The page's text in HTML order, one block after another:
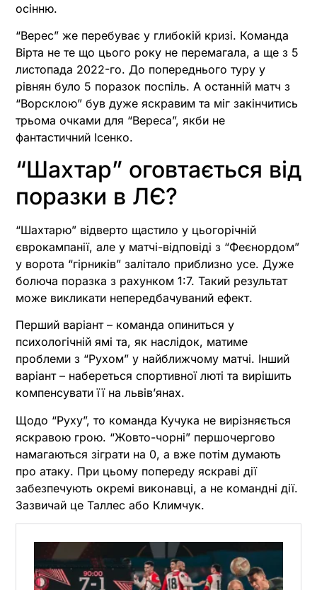
осінню.
“Верес” же перебуває у глибокій кризі. Команда
Вірта не те що цього року не перемагала, а ще з 5
листопада 2022-го. До попереднього туру у
рівнян було 5 поразок поспіль. А останній матч з
“Ворсклою” був дуже яскравим та міг закінчитись
трьома очками для “Вереса”, якби не
фантастичний Ісенко.
“Шахтар” оговтається від
поразки в ЛЄ?
“Шахтарю” відверто щастило у цьогорічній
єврокампанії, але у матчі-відповіді з “Феєнордом”
у ворота “гірників” залітало приблизно усе. Дуже
болюча поразка з рахунком 1:7. Такий результат
може викликати непередбачуваний ефект.
Перший варіант – команда опиниться у
психологічній ямі та, як наслідок, матиме
проблеми з “Рухом” у найближчому матчі. Інший
варіант – набереться спортивної люті та вирішить
компенсувати її на львів’янах.
Щодо “Руху”, то команда Кучука не вирізняється
яскравою грою. “Жовто-чорні” першочергово
намагаються зіграти на 0, а вже потім думають
про атаку. При цьому попереду яскраві дії
забезпечують окремі виконавці, а не командні дії.
Зазвичай це Таллес або Климчук.